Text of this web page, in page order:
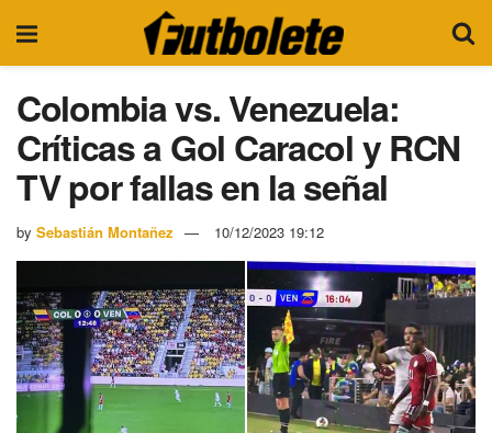
Colombia vs. Venezuela:
Críticas a Gol Caracol y RCN
TV por fallas en la señal
by Sebastián Montañez 10/12/2023 19:12